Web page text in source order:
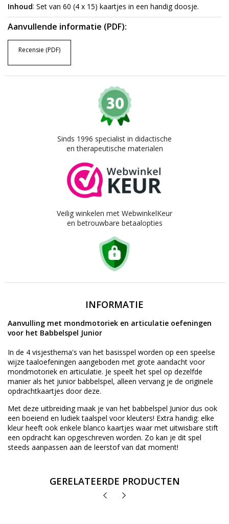
Inhoud: Set van 60 (4 x 15) kaartjes in een handig doosje.
Aanvullende informatie (PDF):
Recensie (PDF)
Sinds 1996 specialist in didactische
en therapeutische materialen
Veilig winkelen met WebwinkelKeur
en betrouwbare betaalopties
INFORMATIE
Aanvulling met mondmotoriek en articulatie oefeningen
voor het Babbelspel Junior
In de 4 visjesthema's van het basisspel worden op een speelse
wijze taaloefeningen aangeboden met grote aandacht voor
mondmotoriek en articulatie. Je speelt het spel op dezelfde
manier als het junior babbelspel, alleen vervang je de originele
opdrachtkaartjes door deze.
Met deze uitbreiding maak je van het babbelspel Junior dus ook
een boeiend en ludiek taalspel voor kleuters! Extra handig: elke
kleur heeft ook enkele blanco kaartjes waar met uitwisbare stift
een opdracht kan opgeschreven worden. Zo kan je dit spel
steeds aanpassen aan de leerstof van dat moment!
GERELATEERDE PRODUCTEN